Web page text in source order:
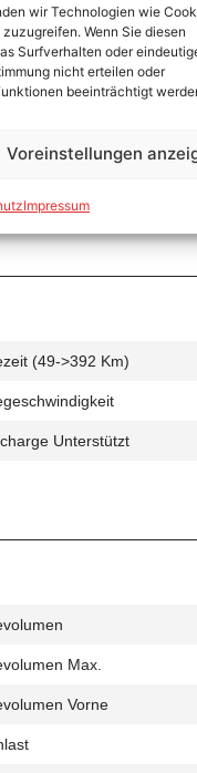
wir Technologien wie
Wenn Sie diesen
Surfverhalten oder
nicht erteilen oder
beeinträchtigt
Voreinstellungen
Impressum
(49->392 Km)
Unterstützt
Max.
Vorne